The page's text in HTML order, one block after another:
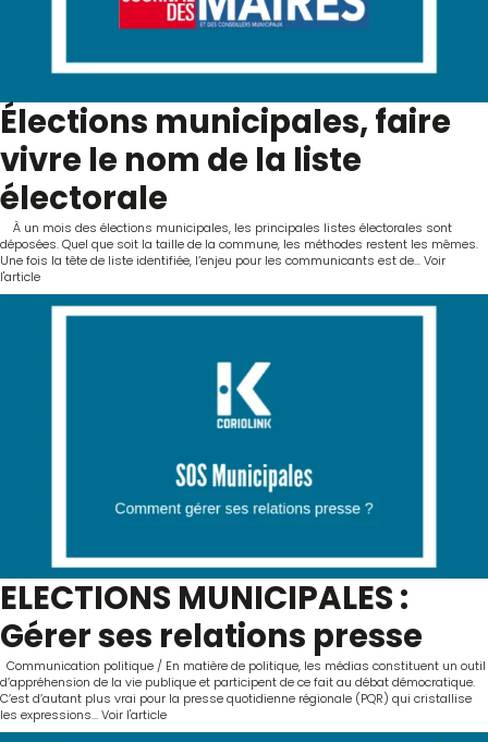
Élections municipales, faire
vivre le nom de la liste
électorale
À un mois des élections municipales, les principales listes électorales sont
déposées. Quel que soit la taille de la commune, les méthodes restent les mêmes.
Une fois la tête de liste identifiée, l’enjeu pour les communicants est de...Voir
l'article
ELECTIONS MUNICIPALES :
Gérer ses relations presse
Communication politique / En matière de politique, les médias constituent un outil
d’appréhension de la vie publique et participent de ce fait au débat démocratique.
C’est d’autant plus vrai pour la presse quotidienne régionale (PQR) qui cristallise
les expressions...Voir l'article